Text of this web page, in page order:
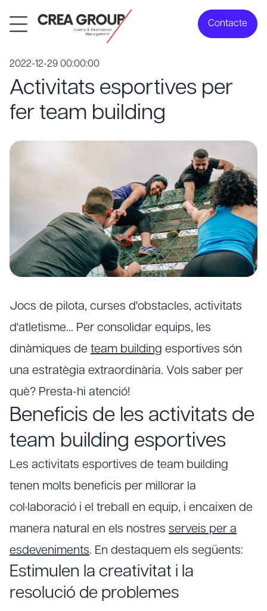
Contacte
2022-12-29 00:00:00
Activitats esportives per
fer team building
Jocs de pilota, curses d'obstacles, activitats
d'atletisme… Per consolidar equips, les
dinàmiques de team building esportives són
una estratègia extraordinària. Vols saber per
què? Presta-hi atenció!
Beneficis de les activitats de
team building esportives
Les activitats esportives de team building
tenen molts beneficis per millorar la
col·laboració i el treball en equip, i encaixen de
manera natural en els nostres serveis per a
esdeveniments. En destaquem els següents:
Estimulen la creativitat i la
resolució de problemes